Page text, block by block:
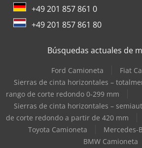
+49 201 857 861 0
+49 201 857 861 80
Búsquedas actuales de
Ford Camioneta
Fiat
Sierras de cinta horizontales –
rango de corte redondo 0-299 mm
Sierras de cinta horizontales –
de corte redondo a partir de 420 mm
Toyota Camioneta
Mercedes-
BMW Camioneta